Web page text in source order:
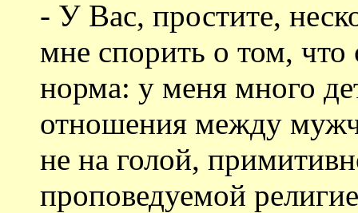
- У Вас, простите,
мне спорить о том,
норма: у меня много
отношения между
не на голой,
проповедуемой